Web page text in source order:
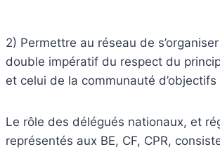
2) Permettre au réseau de
double impératif du respect du
et celui de la communauté d’objectifs
Le rôle des délégués nationaux, et
représentés aux BE, CF, CPR,